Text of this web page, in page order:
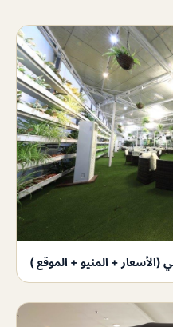
(الأسعار + المنيو + الموقع )